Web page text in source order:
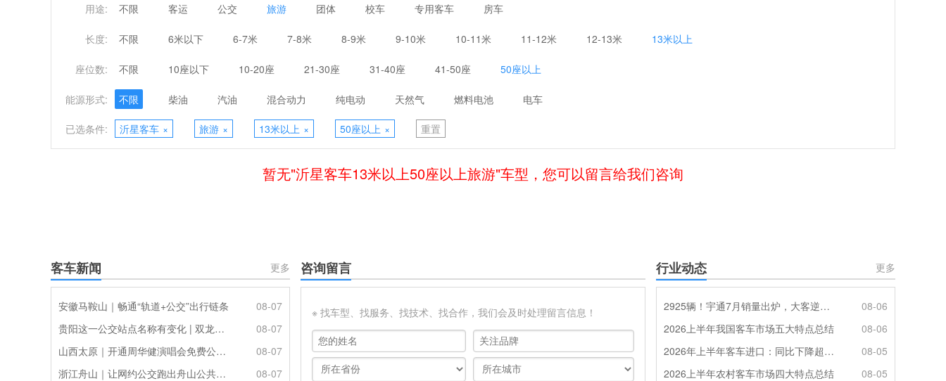
用途: 不限 客运 公交 旅游 团体 校车 专用客车 房车
长度: 不限 6米以下 6-7米 7-8米 8-9米 9-10米 10-11米 11-12米 12-13米 13米以上
座位数: 不限 10座以下 10-20座 21-30座 31-40座 41-50座 50座以上
能源形式: 不限 柴油 汽油 混合动力 纯电动 天然气 燃料电池 电车
已选条件: 沂星客车 × 旅游 × 13米以上 × 50座以上 × 重置
暂无"沂星客车13米以上50座以上旅游"车型，您可以留言给我们咨询
客车新闻 更多
安徽马鞍山｜畅通“轨道+公交”出行链条
08-07
贵阳这一公交站点名称有变化 | 双龙优化调整公交线路
08-07
山西太原｜开通周华健演唱会免费公交接驳专线
08-07
浙江舟山｜让网约公交跑出舟山公共服务的“金名片”
08-07
咨询留言
※ 找车型、找服务、找技术、找合作，我们会及时处理留言信息！
行业动态 更多
2925辆！宇通7月销量出炉，大客逆势走强筑牢基本盘
08-06
2026上半年我国客车市场五大特点总结
08-06
2026年上半年客车进口：同比下降超4成，轻客主体地位凸显
08-05
2026上半年农村客车市场四大特点总结
08-05